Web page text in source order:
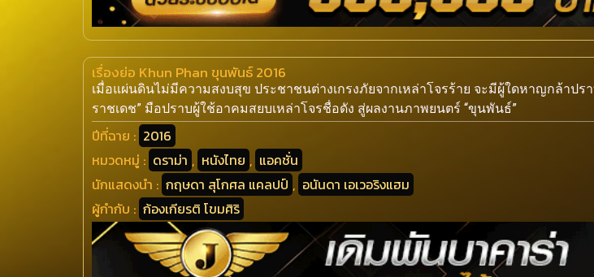
เรื่องย่อ Khun Phan ขุนพันธ์ 2016
เมื่อแผ่นดินไม่มีความสงบสุข ประชาชนต่างเกรงภัยจากเหล่าโจรร้าย จะมีผู้ใดหาญกล้าป
ราชเดช” มือปราบผู้ใช้อาคมสยบเหล่าโจรชื่อดัง สู่ผลงานภาพยนตร์ “ขุนพันธ์”
ปีที่ฉาย : 2016
หมวดหมู่ : ดราม่า , หนังไทย , แอคชั่น
นักแสดงนำ : กฤษดา สุโกศล แคลปป์ , อนันดา เอเวอริงแฮม
ผู้กำกับ : ก้องเกียรติ โขมศิริ